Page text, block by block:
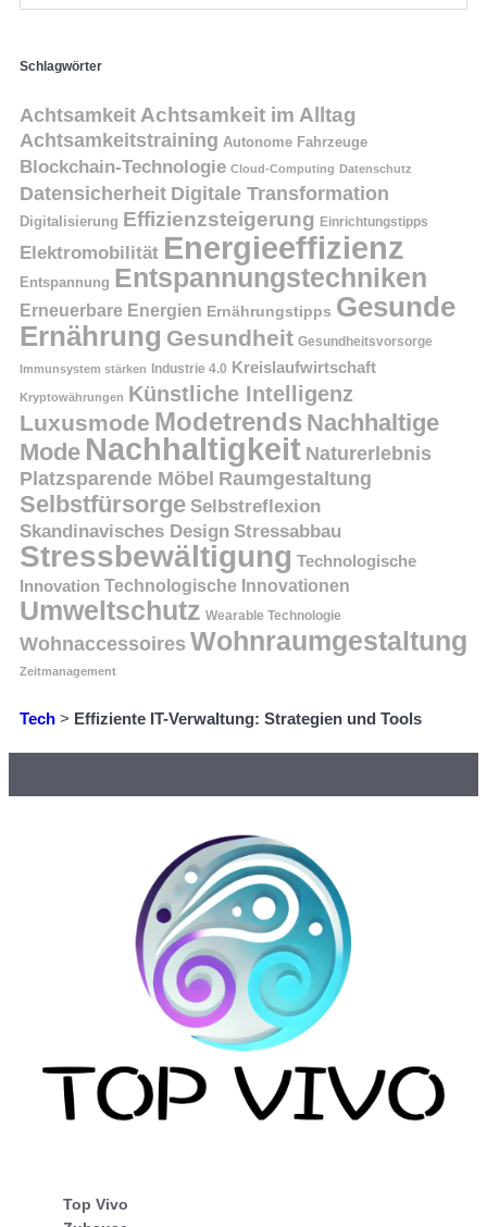
Schlagwörter
Achtsamkeit Achtsamkeit im Alltag
Achtsamkeitstraining Autonome Fahrzeuge
Blockchain-Technologie Cloud-Computing Datenschutz
Datensicherheit Digitale Transformation
Digitalisierung Effizienzsteigerung Einrichtungstipps
Elektromobilität Energieeffizienz
Entspannung Entspannungstechniken
Erneuerbare Energien Ernährungstipps Gesunde
Ernährung Gesundheit Gesundheitsvorsorge
Immunsystem stärken Industrie 4.0 Kreislaufwirtschaft
Kryptowährungen Künstliche Intelligenz
Luxusmode Modetrends Nachhaltige
Mode Nachhaltigkeit Naturerlebnis
Platzsparende Möbel Raumgestaltung
Selbstfürsorge Selbstreflexion
Skandinavisches Design Stressabbau
Stressbewältigung Technologische
Innovation Technologische Innovationen
Umweltschutz Wearable Technologie
Wohnaccessoires Wohnraumgestaltung
Zeitmanagement
Tech > Effiziente IT-Verwaltung: Strategien und Tools
Top Vivo